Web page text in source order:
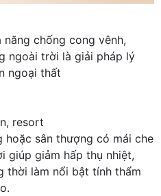
chống cong vênh,
ngoài trời là giải pháp lý
ngoại thất
resort
hoặc sân thượng có mái che
giúp giảm hấp thụ nhiệt,
thời làm nổi bật tính thẩm